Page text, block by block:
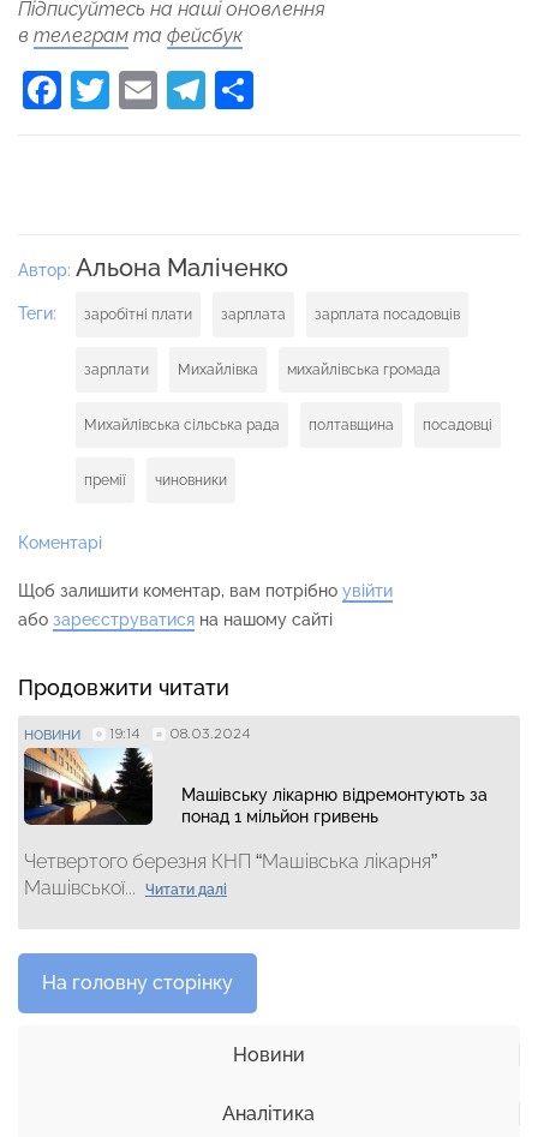
Підписуйтесь на наші оновлення
в телеграм та фейсбук
Facebook
Twitter
EmailTelegram
Автор: Альона Маліченко
Теги: заробітні плати зарплата зарплата посадовців
зарплати Михайлівка михайлівська громада
Михайлівська сільська рада полтавщина посадовці
премії чиновники
Коментарі
Щоб залишити коментар, вам потрібно увійти
або зареєструватися на нашому сайті
Продовжити читати
НОВИНИ 19:14 08.03.2024
Машівську лікарню відремонтують за
понад 1 мільйон гривень
Четвертого березня КНП “Машівська лікарня”
Машівської...
Читати далі
На головну сторінку
Новини
Аналітика